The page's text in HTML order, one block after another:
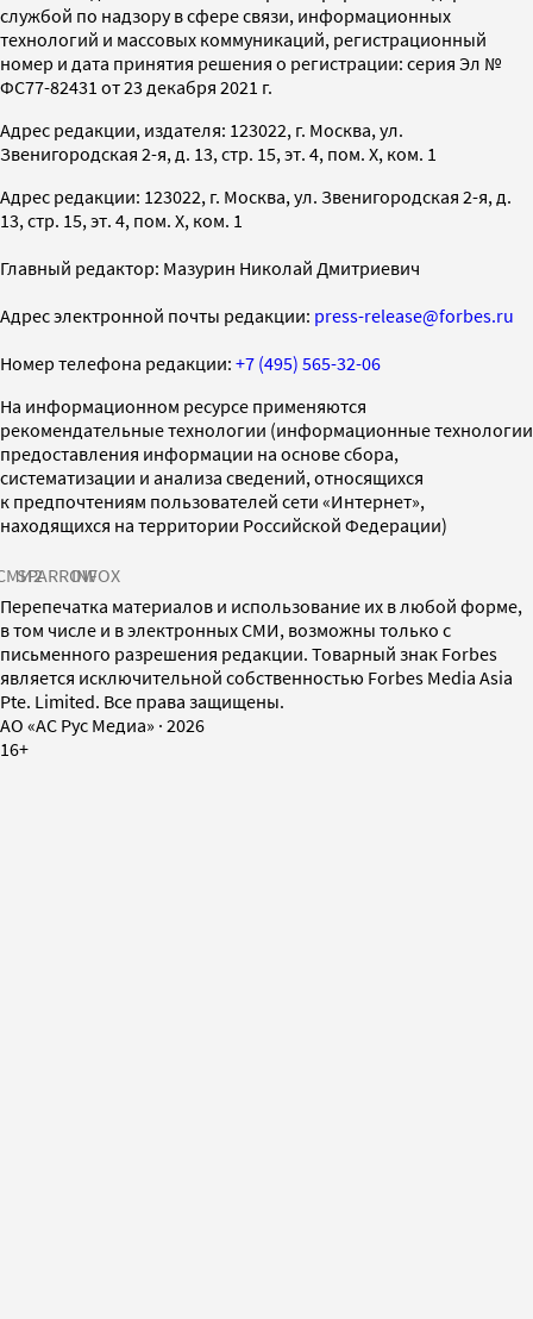
службой по надзору в сфере связи, информационных
технологий и массовых коммуникаций, регистрационный
номер и дата принятия решения о регистрации: серия Эл №
ФС77-82431 от 23 декабря 2021 г.
Адрес редакции, издателя: 123022, г. Москва, ул.
Звенигородская 2-я, д. 13, стр. 15, эт. 4, пом. X, ком. 1
Адрес редакции: 123022, г. Москва, ул. Звенигородская 2-я, д.
13, стр. 15, эт. 4, пом. X, ком. 1
Главный редактор: Мазурин Николай Дмитриевич
Адрес электронной почты редакции: press-release@forbes.ru
Номер телефона редакции: +7 (495) 565-32-06
На информационном ресурсе применяются
рекомендательные технологии (информационные технологии
предоставления информации на основе сбора,
систематизации и анализа сведений, относящихся
к предпочтениям пользователей сети «Интернет»,
находящихся на территории Российской Федерации)
SPARROWINFOX
Перепечатка материалов и использование их в любой форме,
в том числе и в электронных СМИ, возможны только с
письменного разрешения редакции. Товарный знак Forbes
является исключительной собственностью Forbes Media Asia
Pte. Limited. Все права защищены.
AO «АС Рус Медиа» · 2026
16+